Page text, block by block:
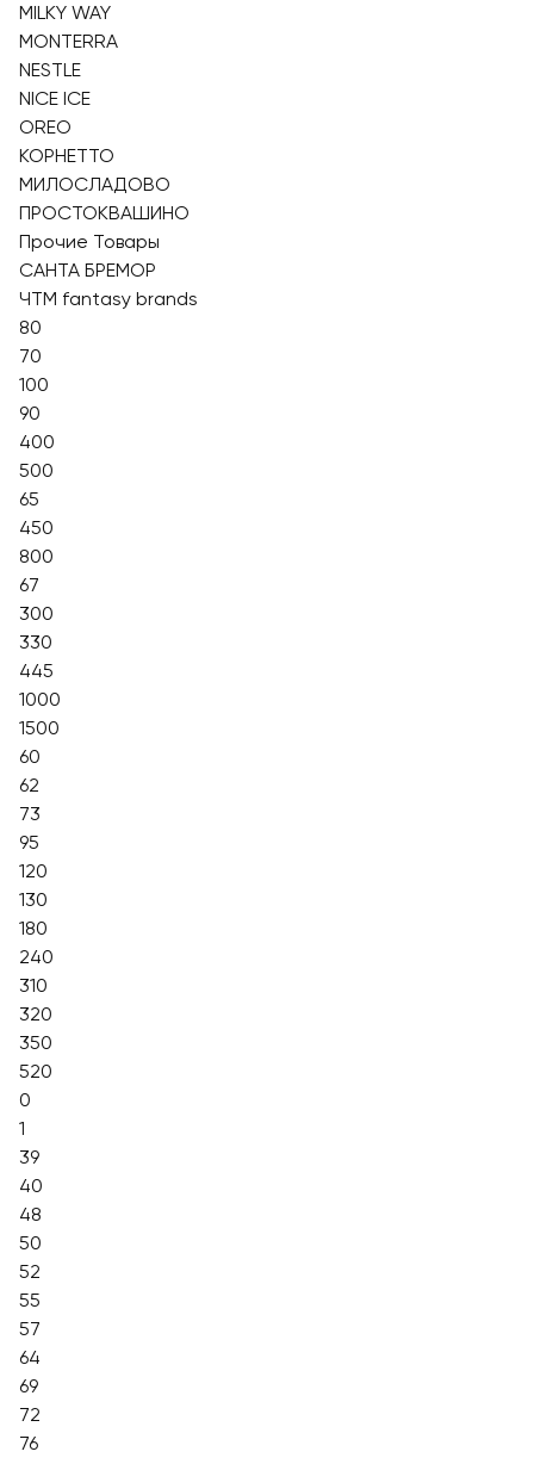
MILKY WAY
MONTERRA
NESTLE
NICE ICE
OREO
КОРНЕТТО
МИЛОСЛАДОВО
ПРОСТОКВАШИНО
Прочие Товары
САНТА БРЕМОР
ЧТМ fantasy brands
80
70
100
90
400
500
65
450
800
67
300
330
445
1000
1500
60
62
73
95
120
130
180
240
310
320
350
520
0
1
39
40
48
50
52
55
57
64
69
72
76